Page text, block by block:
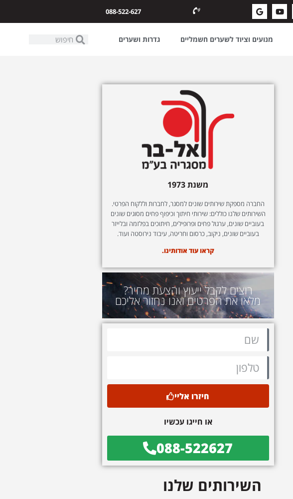
088-522-627
מנועים וציוד לשערים חשמליים גדרות ושערים
משנת 1973
החברה מספקת שירותים שונים למסגר, לחברות וללקוח הפרטי.
השירותים שלנו כוללים: שירותי חיתוך וכיפוף פחים מסוגים שונים
בעוביים שונים, ערגול פחים ופרופילים, חיתוכים בפלזמה ובלייזר
בעוביים שונים, ניקוב, כרסום וחריטה, עיבוד נירוסטה ועוד.
קראו עוד אודותינו.
רוצים לקבל ייעוץ והצעת מחיר?
מלאו את הפרטים ואנו נחזור אליכם
חיזרו אליי
או חייגו עכשיו
088-522627
השירותים שלנו